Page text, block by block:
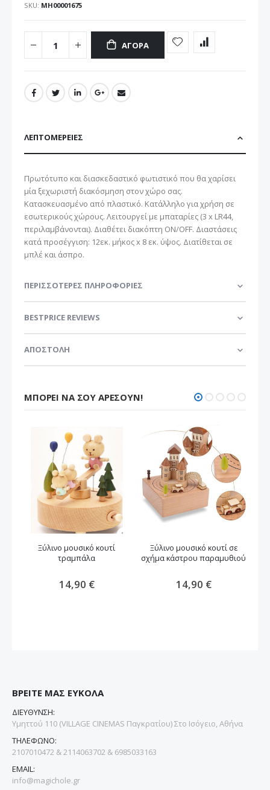
SKU ΜΗ00001675
ΑΓΟΡΆ
ΛΕΠΤΟΜΈΡΕΙΕΣ
Πρωτότυπο και διασκεδαστικό φωτιστικό που θα χαρίσει
μία ξεχωριστή διακόσμηση στον χώρο σας.
Κατασκευασμένο από πλαστικό. Κατάλληλο για χρήση σε
εσωτερικούς χώρους. Λειτουργεί με μπαταρίες (3 x LR44,
περιλαμβάνονται). Διαθέτει διακόπτη ON/OFF. Διαστάσεις
κατά προσέγγιση: 12εκ. μήκος x 8 εκ. ύψος. Διατίθεται σε
μπλέ και άσπρο.
ΠΕΡΙΣΣΌΤΕΡΕΣ ΠΛΗΡΟΦΟΡΊΕΣ
BESTPRICE REVIEWS
ΑΠΟΣΤΟΛΗ
ΜΠΟΡΕΊ ΝΑ ΣΟΥ ΑΡΈΣΟΥΝ!
Ξύλινο μουσικό κουτί
τραμπάλα
14,90 €
Ξύλινο μουσικό κουτί σε
σχήμα κάστρου παραμυθιού
14,90 €
ΒΡΕΙΤΕ ΜΑΣ ΕΥΚΟΛΑ
ΔΙΕΥΘΥΝΣΗ:
Υμηττού 110 (VILLAGE CINEMAS Παγκρατίου) Στο Ισόγειο, Αθήνα
ΤΗΛΕΦΩΝΟ:
2107010472 & 2114063702 & 6985033163
EMAIL:
info@magichole.gr